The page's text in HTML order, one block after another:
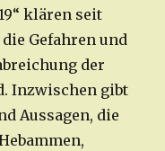
klären seit
Gefahren und
der
Inzwischen gibt
Aussagen, die